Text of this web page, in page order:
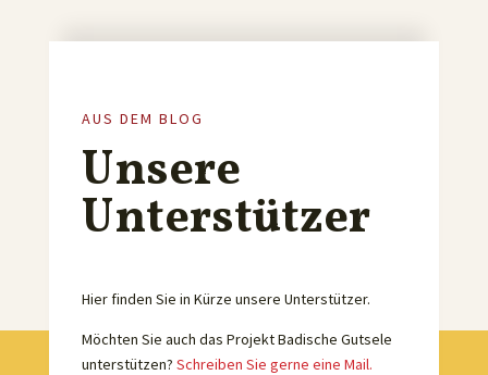
AUS DEM BLOG
Unsere
Unterstützer
Hier finden Sie in Kürze unsere Unterstützer.
Möchten Sie auch das Projekt Badische Gutsele
unterstützen? Schreiben Sie gerne eine Mail.